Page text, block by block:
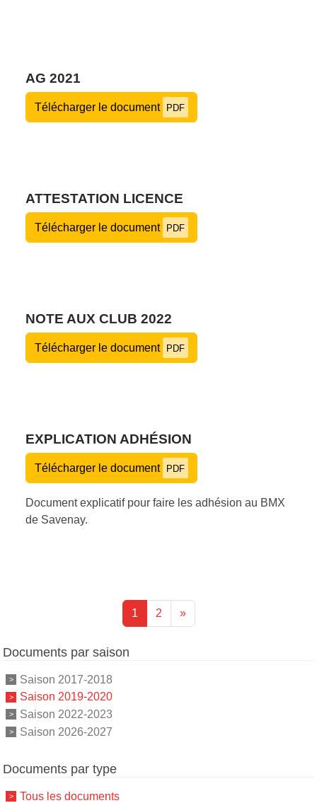
AG 2021
Télécharger le document PDF
ATTESTATION LICENCE
Télécharger le document PDF
NOTE AUX CLUB 2022
Télécharger le document PDF
EXPLICATION ADHÉSION
Télécharger le document PDF
Document explicatif pour faire les adhésion au BMX
de Savenay.
1 2 »
Documents par saison
Saison 2017-2018
Saison 2019-2020
Saison 2022-2023
Saison 2026-2027
Documents par type
Tous les documents